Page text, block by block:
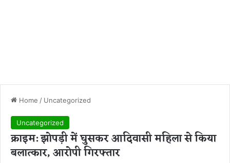
Home / Uncategorized
Uncategorized
क्राइम: झोपड़ी में घुसकर आदिवासी महिला से किया
बलात्कार, आरोपी गिरफ्तार